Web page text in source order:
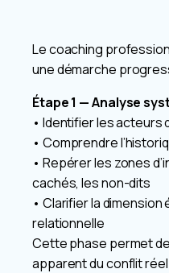
Le coaching
une démarche
Étape 1 — Analyse
• Identifier les
• Comprendre
• Repérer les zones
cachés, les non-dits
• Clarifier la
relationnelle
Cette phase permet
apparent du conflit